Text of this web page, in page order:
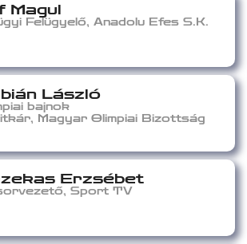
Magul
Felügyelő, Anadolu Efes S.K.
László
bajnok
Magyar Olimpiai Bizottság
Erzsébet
Sport TV